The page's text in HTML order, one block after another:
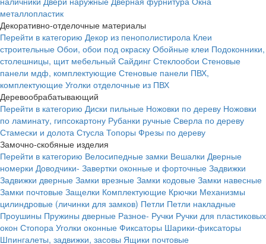
металлопластик
Декоративно-отделочные материалы
Перейти в категорию Декор из пенополистирола Клеи
строительные Обои, обои под окраску Обойные клеи Подоконники,
столешницы, щит мебельный Сайдинг Стеклообои Стеновые
панели мдф, комплектующие Стеновые панели ПВХ,
комплектующие Уголки отделочные из ПВХ
Деревообрабатывающий
Перейти в категорию Диски пильные Ножовки по дереву Ножовки
по ламинату, гипсокартону Рубанки ручные Сверла по дереву
Стамески и долота Стусла Топоры Фрезы по дереву
Замочно-скобяные изделия
Перейти в категорию Велосипедные замки Вешалки Дверные
номерки Доводчики- Завертки оконные и форточные Задвижки
Задвижки дверные Замки врезные Замки кодовые Замки навесные
Замки почтовые Защелки Комплектующие Крючки Механизмы
цилиндровые (личинки для замков) Петли Петли накладные
Проушины Пружины дверные Разное- Ручки Ручки для пластиковых
окон Стопора Уголки оконные Фиксаторы Шарики-фиксаторы
Шпингалеты, задвижки, засовы Ящики почтовые